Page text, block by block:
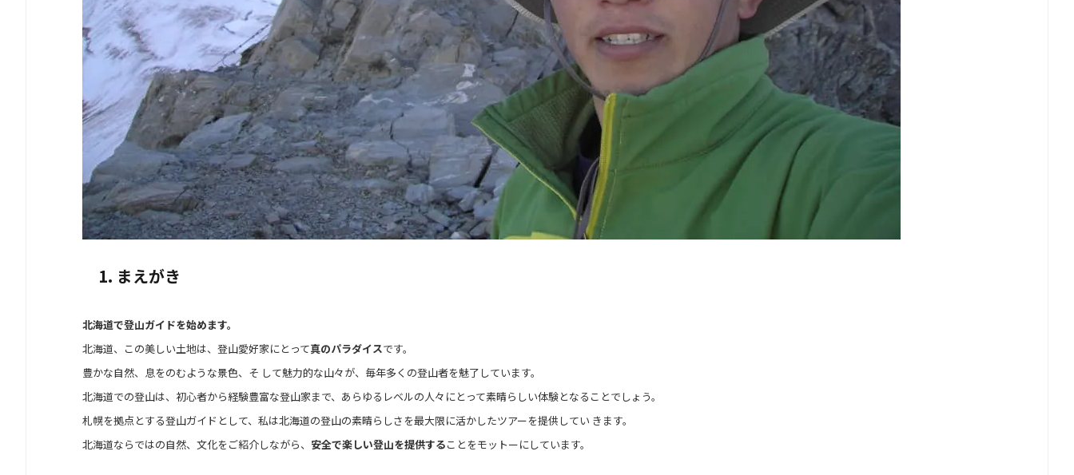
1. まえがき
北海道で登山ガイドを始めます。
北海道、この美しい土地は、登山愛好家にとって真のパラダイスです。
豊かな自然、息をのむような景色、そ して魅力的な山々が、毎年多くの登山者を魅了しています。
北海道での登山は、初心者から経験豊富な登山家まで、あらゆるレベルの人々にとって素晴らしい体験となることでしょう。
札幌を拠点とする登山ガイドとして、私は北海道の登山の素晴らしさを最大限に活かしたツアーを提供してい きます。
北海道ならではの自然、文化をご紹介しながら、 安全で楽しい登山を提供することをモットーにしています。